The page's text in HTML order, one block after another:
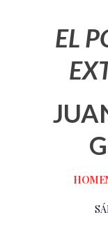
EL